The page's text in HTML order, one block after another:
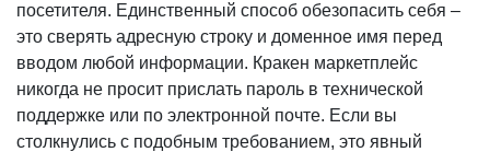
посетителя. Единственный способ обезопасить себя –
это сверять адресную строку и доменное имя перед
вводом любой информации. Кракен маркетплейс
никогда не просит прислать пароль в технической
поддержке или по электронной почте. Если вы
столкнулись с подобным требованием, это явный